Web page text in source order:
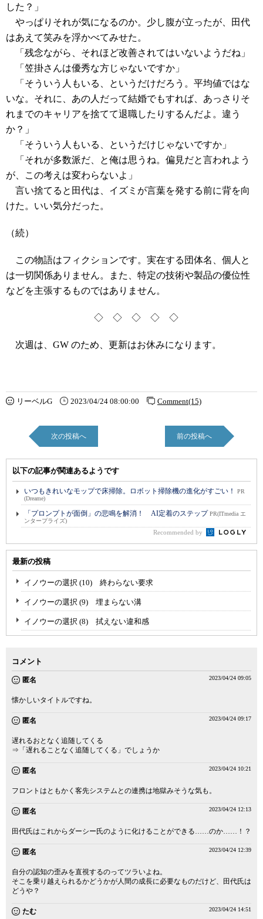
した？」
やっぱりそれが気になるのか。少し腹が立ったが、田代
はあえて笑みを浮かべてみせた。
「残念ながら、それほど改善されてはいないようだね」
「笠掛さんは優秀な方じゃないですか」
「そういう人もいる、というだけだろう。平均値ではな
いな。それに、あの人だって結婚でもすれば、あっさりそ
れまでのキャリアを捨てて退職したりするんだよ。違う
か？」
「そういう人もいる、というだけじゃないですか」
「それが多数派だ、と俺は思うね。偏見だと言われよう
が、この考えは変わらないよ」
言い捨てると田代は、イズミが言葉を発する前に背を向
けた。いい気分だった。
（続）
この物語はフィクションです。実在する団体名、個人と
は一切関係ありません。また、特定の技術や製品の優位性
などを主張するものではありません。
◇ ◇ ◇ ◇ ◇
次週は、GW のため、更新はお休みになります。
リーベルG 2023/04/24 08:00:00 Comment(15)
次の投稿へ 前の投稿へ
以下の記事が関連あるようです
いつもきれいなモップで床掃除。ロボット掃除機の進化がすごい！
PR
(Dreame)
「プロンプトが面倒」の悲鳴を解消！ AI定着のステップPR(ITmedia エ
ンタープライズ)
Recommended by
最新の投稿
イノウーの選択 (10) 終わらない要求
イノウーの選択 (9) 埋まらない溝
イノウーの選択 (8) 拭えない違和感
コメント
匿名 2023/04/24 09:05
懐かしいタイトルですね。
匿名 2023/04/24 09:17
遅れるおとなく追随してくる
⇒「遅れることなく追随してくる」でしょうか
匿名 2023/04/24 10:21
フロントはともかく客先システムとの連携は地獄みそうな気も。
匿名 2023/04/24 12:13
田代氏はこれからダーシー氏のように化けることができる……のか……！？
匿名 2023/04/24 12:39
自分の認知の歪みを直視するのってツラいよね。
そこを乗り越えられるかどうかが人間の成長に必要なものだけど、田代氏は
どうや？
たむ 2023/04/24 14:51